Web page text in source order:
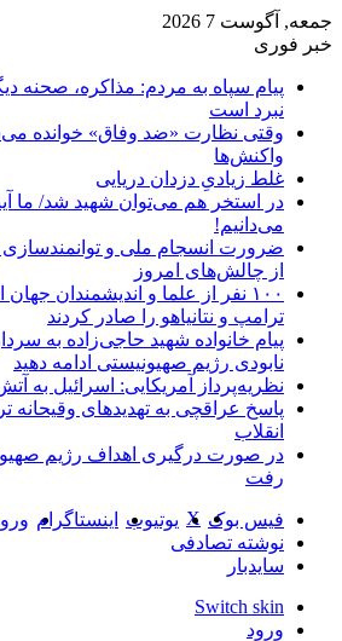
جمعه, آگوست 7 2026
خبر فوری
پیام سپاه به مردم: مذاکره، صحنه
نبرد است
وقتی نظارت «ضد وفاق» خوانده
واکنش‌ها
غلط زیادیِ دزدان دریایی
در استخر هم می‌توان شهید شد/ ما
می‌دانیم!
ضرورت انسجام ملی و توانمندسازی
از چالش‌های امروز
۱۰۰ نفر از علما و اندیشمندان
ترامپ و نتانیاهو را صادر کردند
پیام خانواده شهید حاجی‌زاده به
نابودی رژیم صهیونیستی ادامه دهید
نظریه‌پرداز آمریکایی: اسرائیل به
پاسخ عراقچی به تهدیدهای وقیحانه
انقلاب
در صورت درگیری اهداف رژیم
رفت
فیس بوک X یوتیوب اینستاگرام
نوشته تصادفی
سایدبار
Switch skin
ورود